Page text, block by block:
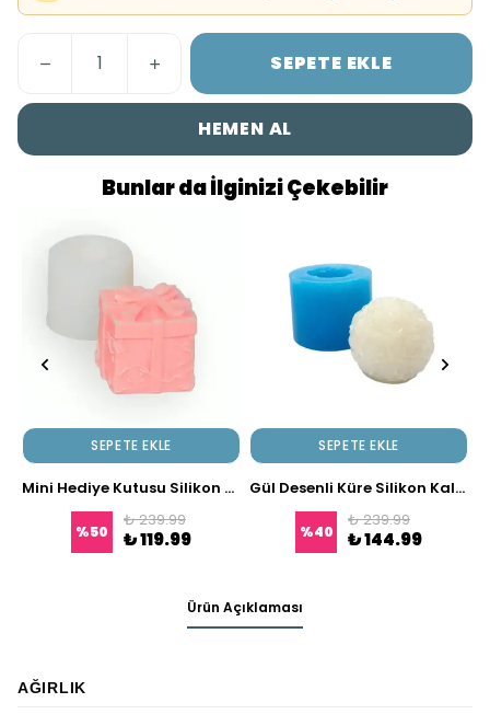
SEPETE EKLE
HEMEN AL
Bunlar da İlginizi Çekebilir
SEPETE EKLE
Mini Hediye Kutusu Silikon Kalıp
%50
₺ 239.99
₺ 119.99
SEPETE EKLE
Gül Desenli Küre Silikon Kalıp | Dekoratif Mum, Sabun ve Taş Tozu Kalıbı
%40
₺ 239.99
₺ 144.99
Ürün Açıklaması
AĞIRLIK